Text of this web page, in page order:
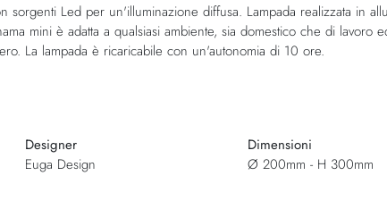
sorgenti Led per un'illuminazione diffusa. Lampada realizzata in
mini è adatta a qualsiasi ambiente, sia domestico che di lavoro
La lampada è ricaricabile con un'autonomia di 10 ore.
Designer
Euga Design
Dimensioni
Ø 200mm - H 300mm